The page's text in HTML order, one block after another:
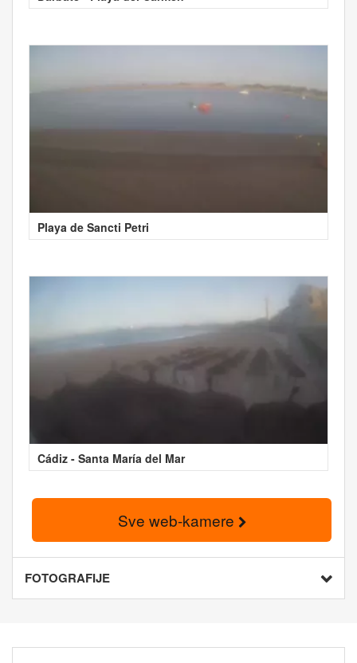
Playa de Sancti Petri
Cádiz - Santa María del Mar
Sve web-kamere
FOTOGRAFIJE